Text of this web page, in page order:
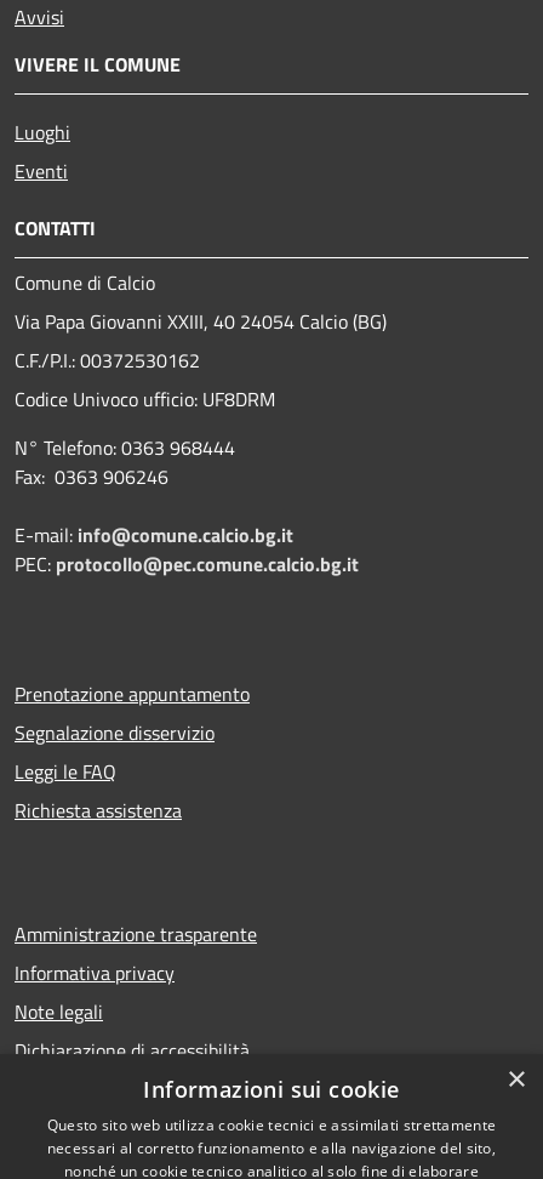
Avvisi
VIVERE IL COMUNE
Luoghi
Eventi
CONTATTI
Comune di Calcio
Via Papa Giovanni XXIII, 40 24054 Calcio (BG)
C.F./P.I.: 00372530162
Codice Univoco ufficio: UF8DRM
N° Telefono: 0363 968444
Fax: 0363 906246
E-mail: info@comune.calcio.bg.it
PEC: protocollo@pec.comune.calcio.bg.it
Prenotazione appuntamento
Segnalazione disservizio
Leggi le FAQ
Richiesta assistenza
Amministrazione trasparente
Informativa privacy
Note legali
Dichiarazione di accessibilità
RSS
Copyright © 2026 • Comune di
×
Informazioni sui cookie
Questo sito web utilizza cookie tecnici e assimilati strettamente
necessari al corretto funzionamento e alla navigazione del sito,
nonché un cookie tecnico analitico al solo fine di elaborare